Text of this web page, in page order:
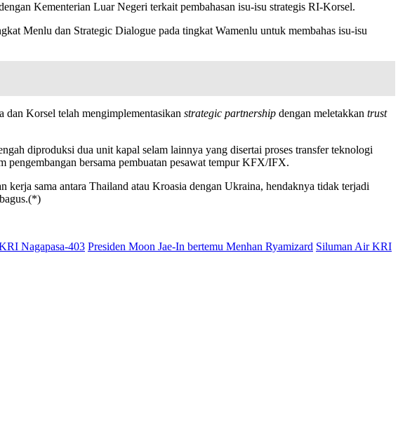
Kementerian Luar Negeri terkait pembahasan isu-isu strategis RI-Korsel.
Menlu dan Strategic Dialogue pada tingkat Wamenlu untuk membahas isu-isu
dan Korsel telah mengimplementasikan strategic partnership dengan meletakkan trust
diproduksi dua unit kapal selam lainnya yang disertai proses transfer teknologi
pengembangan bersama pembuatan pesawat tempur KFX/IFX.
sama antara Thailand atau Kroasia dengan Ukraina, hendaknya tidak terjadi
Nagapasa-403 Presiden Moon Jae-In bertemu Menhan Ryamizard Siluman Air KRI